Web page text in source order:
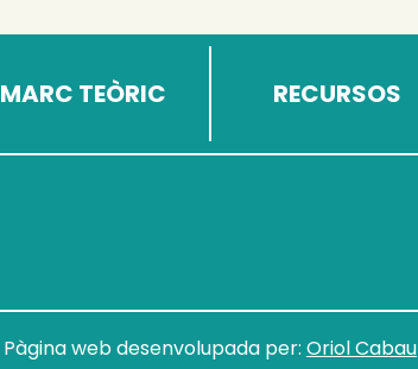
MARC TEÒRIC RECURSOS
Pàgina web desenvolupada per: Oriol Cabau